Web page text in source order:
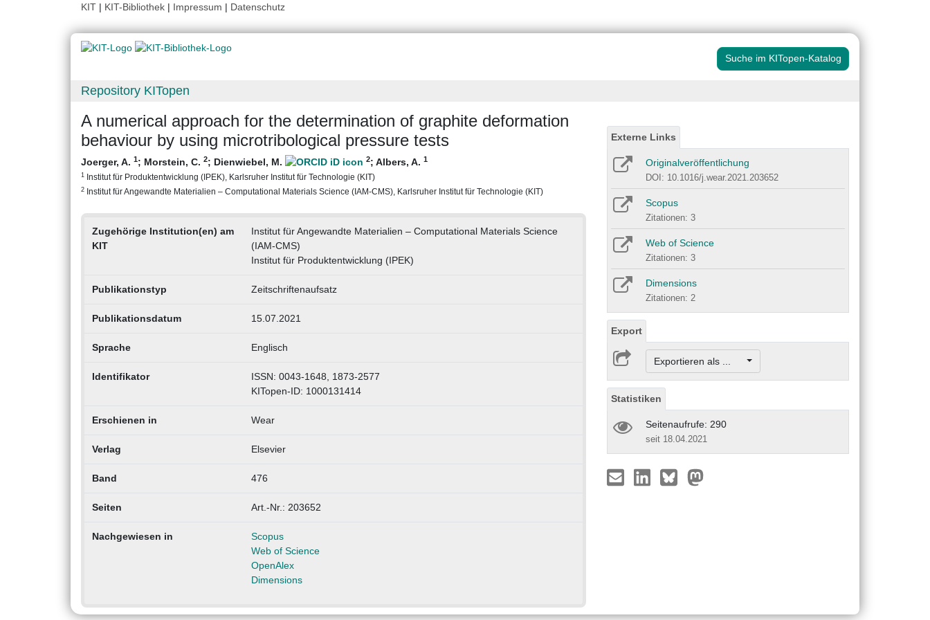
KIT | KIT-Bibliothek | Impressum | Datenschutz
Suche im KITopen-Katalog
Repository KITopen
A numerical approach for the determination of graphite deformation
behaviour by using microtribological pressure tests
Joerger, A. 1; Morstein, C. 2; Dienwiebel, M. 2; Albers, A. 1
1 Institut für Produktentwicklung (IPEK), Karlsruher Institut für Technologie (KIT)
2 Institut für Angewandte Materialien – Computational Materials Science (IAM-CMS), Karlsruher Institut für Technologie (KIT)
Zugehörige Institution(en) am
KIT
Institut für Angewandte Materialien – Computational Materials Science
(IAM-CMS)
Institut für Produktentwicklung (IPEK)
Publikationstyp Zeitschriftenaufsatz
Publikationsdatum 15.07.2021
Sprache Englisch
Identifikator
ISSN: 0043-1648, 1873-2577
KITopen-ID: 1000131414
Erschienen in Wear
Verlag Elsevier
Band 476
Seiten Art.-Nr.: 203652
Nachgewiesen in
Scopus
Web of Science
OpenAlex
Dimensions
Externe Links
Originalveröffentlichung
DOI: 10.1016/j.wear.2021.203652
Scopus
Zitationen: 3
Web of Science
Zitationen: 3
Dimensions
Zitationen: 2
Export
Exportieren als ...
Statistiken
Seitenaufrufe: 290
seit 18.04.2021